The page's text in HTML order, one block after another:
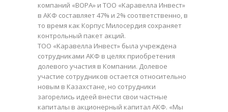
компаний «BOPA» и ТОО «Kаравелла Инвест»
в АКФ составляет 47% и 2% соответственно, в
то время как Корпус Милосердия сохраняет
контрольный пакет акций.
ТОО «Kаравелла Инвест» была учреждена
сотрудниками АКФ в целях приобретения
долевого участия в Компании. Долевое
участие сотрудников остается относительно
новым в Казахстане, но сотрудники
загорелись идеей внести свои частные
капиталы в акционерный капитал АКФ. «Мы